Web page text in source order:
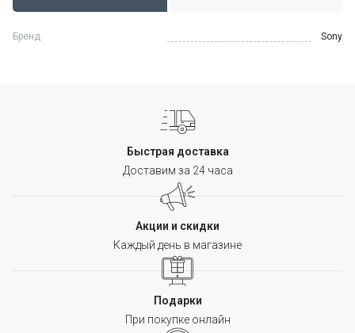
Бренд Sony
Быстрая доставка
Доставим за 24 часа
Акции и скидки
Каждый день в магазине
Подарки
При покупке онлайн